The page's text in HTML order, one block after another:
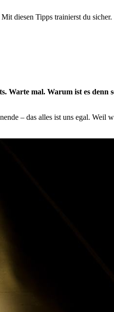
diesen Tipps trainierst du sicher.
Warte mal. Warum ist es
– das alles ist uns egal.